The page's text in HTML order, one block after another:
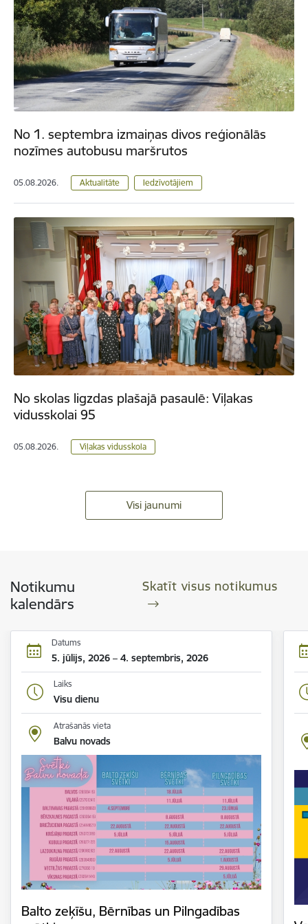
No 1. septembra izmaiņas divos reģionālās
nozīmes autobusu maršrutos
05.08.2026. Aktualitāte Iedzīvotājiem
No skolas ligzdas plašajā pasaulē: Viļakas
vidusskolai 95
05.08.2026. Viļakas vidusskola
Visi jaunumi
Notikumu
kalendārs
Skatīt visus notikumus
Datums
5. jūlijs, 2026 – 4. septembris, 2026
Laiks
Visu dienu
Atrašanās vieta
Balvu novads
Balto zeķīšu, Bērnības un Pilngadības